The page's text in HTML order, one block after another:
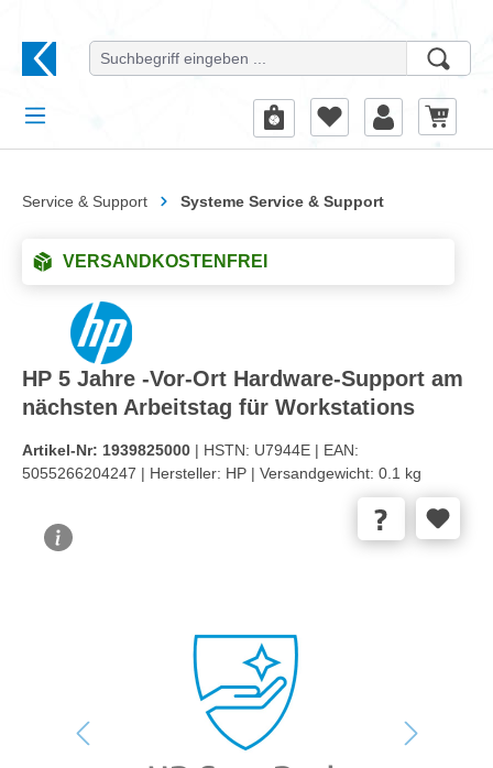
Service & Support Systeme Service & Support
VERSANDKOSTENFREI
HP 5 Jahre -Vor-Ort Hardware-Support am
nächsten Arbeitstag für Workstations
Artikel-Nr: 1939825000 | HSTN: U7944E | EAN:
5055266204247 | Hersteller: HP | Versandgewicht: 0.1 kg